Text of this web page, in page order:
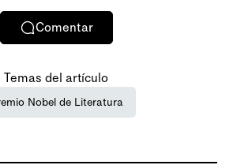
Comentar
Temas del artículo
Nobel de Literatura